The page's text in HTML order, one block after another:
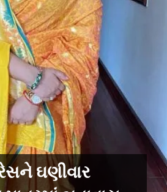
ઘણીવાર